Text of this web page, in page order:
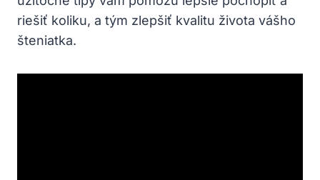
riešiť koliku, a tým zlepšiť kvalitu života vášho
šteniatka.